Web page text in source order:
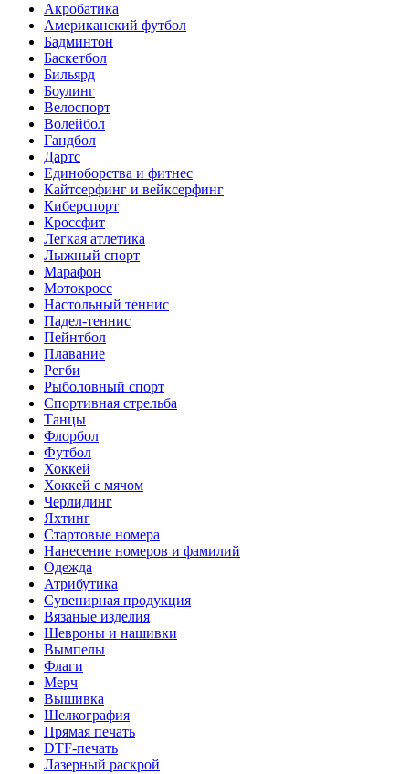
Акробатика
Американский футбол
Бадминтон
Баскетбол
Бильярд
Боулинг
Велоспорт
Волейбол
Гандбол
Дартс
Единоборства и фитнес
Кайтсерфинг и вейксерфинг
Киберспорт
Кроссфит
Легкая атлетика
Лыжный спорт
Марафон
Мотокросс
Настольный теннис
Падел-теннис
Пейнтбол
Плавание
Регби
Рыболовный спорт
Спортивная стрельба
Танцы
Флорбол
Футбол
Хоккей
Хоккей с мячом
Черлидинг
Яхтинг
Стартовые номера
Нанесение номеров и фамилий
Одежда
Атрибутика
Сувенирная продукция
Вязаные изделия
Шевроны и нашивки
Вымпелы
Флаги
Мерч
Вышивка
Шелкография
Прямая печать
DTF-печать
Лазерный раскрой